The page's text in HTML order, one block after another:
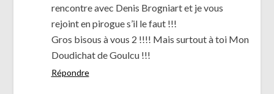
rencontre avec Denis Brogniart et je vous
rejoint en pirogue s’il le faut !!!
Gros bisous à vous 2 !!!! Mais surtout à toi Mon
Doudichat de Goulcu !!!
Répondre